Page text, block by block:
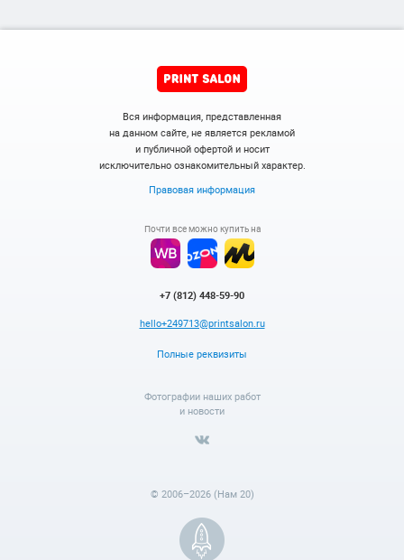
Вся информация, представленная
на данном сайте, не является рекламой
и публичной офертой и носит
исключительно ознакомительный характер.
Правовая информация
Почти все можно купить на
+7 (812) 448-59-90
hello+249713@printsalon.ru
Полные реквизиты
Фотографии наших работ
и новости
© 2006–2026 (Нам 20)